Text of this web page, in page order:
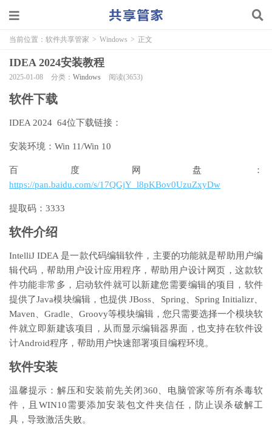
当前位置： 软件共享管家 > Windows > 正文
IDEA 2024安装教程
2025-01-08 分类： Windows 阅读(3653)
软件下载
IDEA 2024 64位下载链接：
安装环境：Win 11/Win 10
百度网盘：
https://pan.baidu.com/s/17QGjY_l8pKBov0UzuZxyDw
提取码：3333
软件介绍
IntelliJ IDEA 是一款代码编辑软件，主要的功能就是帮助用户编
辑代码，帮助用户设计应用程序，帮助用户设计网页，这款软
件功能非常多，启动软件就可以新建您需要编辑的项目，软件
提供了Java模块编辑，也提供 JBoss、Spring、Spring Initializr、
Maven、Gradle、Groovy等模块编辑，您只需要选择一个模块软
件就立即新建该项目，从而显示编辑器界面，也支持在软件设
计Android程序，帮助用户快速部署项目编程环境。
软件安装
温馨提示：解压和安装前先关闭360、电脑管家等所有杀毒软
件，且WIN10需要添加安装包文件夹信任，防止误杀破解工
具，导致激活失败。